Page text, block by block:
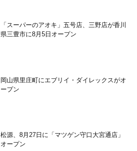
「スーパーのアオキ」五号店、三野店が香川
県三豊市に8月5日オープン
岡山県里庄町にエブリイ・ダイレックスがオ
ープン
松源、8月27日に「マツゲン守口大宮通店」
オープン